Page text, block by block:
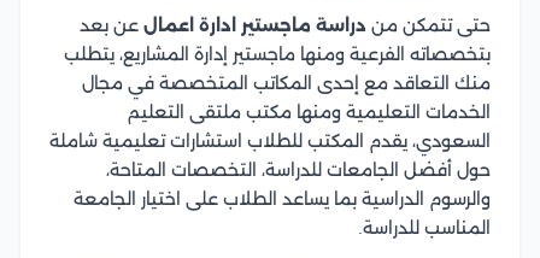
حتى تتمكن من دراسة ماجستير ادارة اعمال عن بعد
بتخصصاته الفرعية ومنها ماجستير إدارة المشاريع، يتطلب
منك التعاقد مع إحدى المكاتب المتخصصة في مجال
الخدمات التعليمية ومنها مكتب ملتقى التعليم
السعودي، يقدم المكتب للطلاب استشارات تعليمية شاملة
حول أفضل الجامعات للدراسة، التخصصات المتاحة،
والرسوم الدراسية بما يساعد الطلاب على اختيار الجامعة
المناسب للدراسة.